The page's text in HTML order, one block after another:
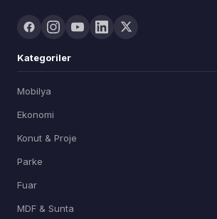
Kategoriler
Mobilya
Ekonomi
Konut & Proje
Parke
Fuar
MDF & Sunta